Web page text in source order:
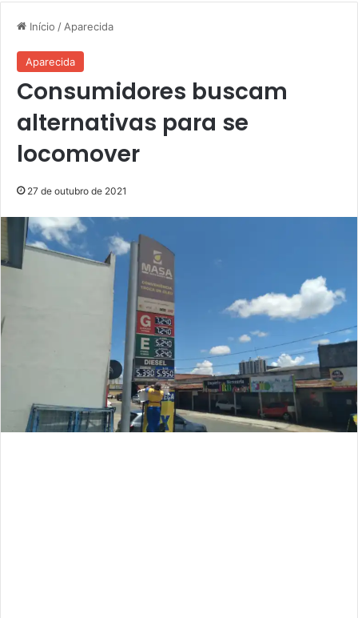
Início / Aparecida
Aparecida
Consumidores buscam
alternativas para se
locomover
27 de outubro de 2021